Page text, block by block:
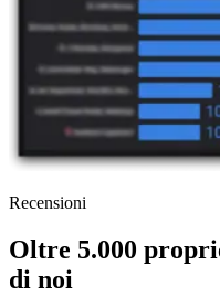
Recensioni
Oltre 5.000
di noi